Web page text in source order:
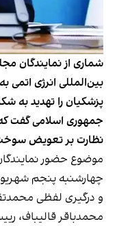
شماری از نمایندگان
بین‌المللی انرژی
پزشکیان را تهدید به
جمهوری اسلامی گفت که
نظارت بر تعویض
موضوع حضور
چهارشنبه پنجم
و درگیری لفظی
محمدباقر قالیباف،‌